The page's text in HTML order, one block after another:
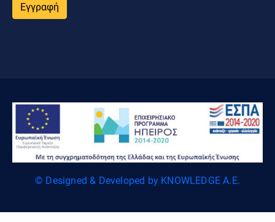
Εγγραφή
© Designed & Developed by KNOWLEDGE A.E.